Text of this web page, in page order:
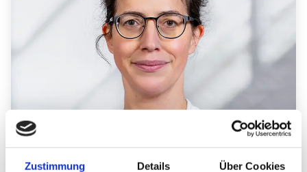
Zustimmung Details Über Cookies
Fachärztin/ Facharzt für Frauenheilkunde und
Geburtshilfe